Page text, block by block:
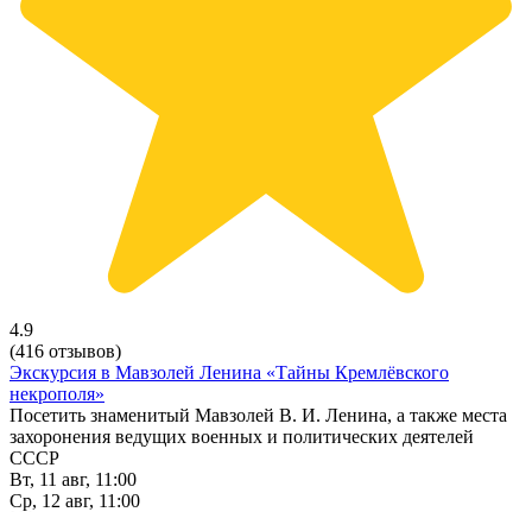
4.9
(416 отзывов)
Экскурсия в Мавзолей Ленина «Тайны Кремлёвского
некрополя»
Посетить знаменитый Мавзолей В. И. Ленина, а также места
захоронения ведущих военных и политических деятелей
СССР
Вт, 11 авг, 11:00
Ср, 12 авг, 11:00